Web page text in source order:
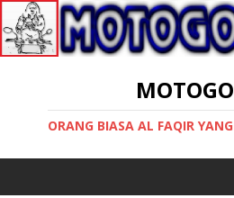
ORANG BIASA AL FAQIR